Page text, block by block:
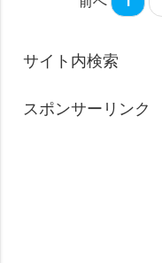
サイト内検索
スポンサーリンク